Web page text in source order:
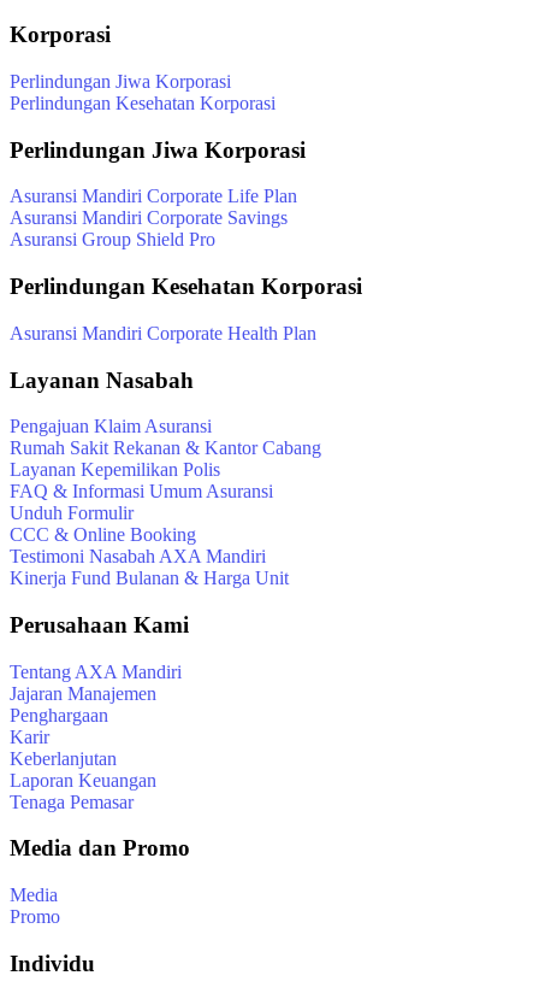
Korporasi
Perlindungan Jiwa Korporasi
Perlindungan Kesehatan Korporasi
Perlindungan Jiwa Korporasi
Asuransi Mandiri Corporate Life Plan
Asuransi Mandiri Corporate Savings
Asuransi Group Shield Pro
Perlindungan Kesehatan Korporasi
Asuransi Mandiri Corporate Health Plan
Layanan Nasabah
Pengajuan Klaim Asuransi
Rumah Sakit Rekanan & Kantor Cabang
Layanan Kepemilikan Polis
FAQ & Informasi Umum Asuransi
Unduh Formulir
CCC & Online Booking
Testimoni Nasabah AXA Mandiri
Kinerja Fund Bulanan & Harga Unit
Perusahaan Kami
Tentang AXA Mandiri
Jajaran Manajemen
Penghargaan
Karir
Keberlanjutan
Laporan Keuangan
Tenaga Pemasar
Media dan Promo
Media
Promo
Individu